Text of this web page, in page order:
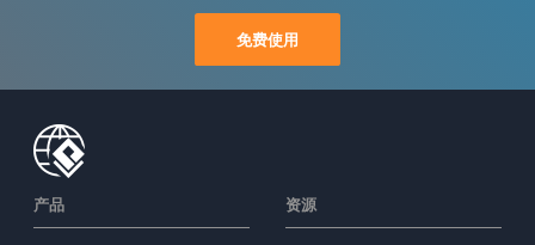
免费使用
产品 资源